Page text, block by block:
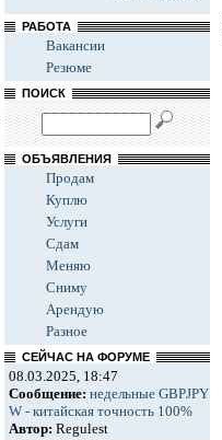
РАБОТА
Вакансии
Резюме
ПОИСК
ОБЪЯВЛЕНИЯ
Продам
Куплю
Услуги
Сдам
Меняю
Сниму
Арендую
Разное
СЕЙЧАС НА ФОРУМЕ
08.03.2025, 18:47
Сообщение: недельные GBPJPY
W - китайская точность 100%
Автор: Regulest